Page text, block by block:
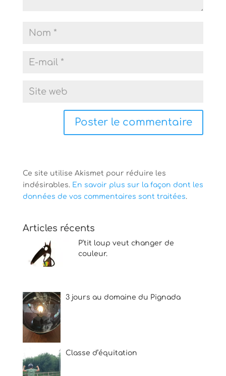
Ce site utilise Akismet pour réduire les
indésirables. En savoir plus sur la façon dont les
données de vos commentaires sont traitées.
Articles récents
P’tit loup veut changer de
couleur.
3 jours au domaine du Pignada
Classe d’équitation